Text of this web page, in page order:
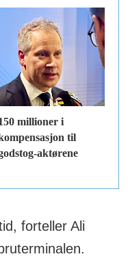
logistikkbehov.
100 sider
redaksjonelt
lastes ned
225005/
millioner i
til
aktørene
forteller Ali